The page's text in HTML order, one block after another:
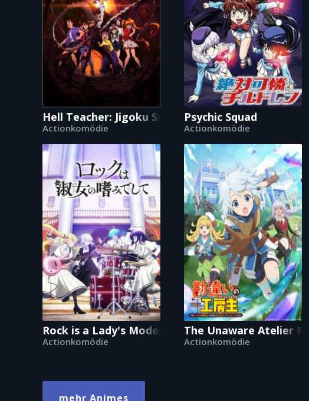
Hell Teacher: Jigoku Sensei Nube
Actionkomödie
Psychic Squad
Actionkomödie
Rock is a Lady's Modesty
Actionkomödie
The Unaware Atelier
Actionkomödie
mehr Animes